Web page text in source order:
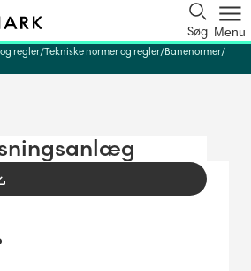
Søg Menu
regler Tekniske normer og regler Banenormer